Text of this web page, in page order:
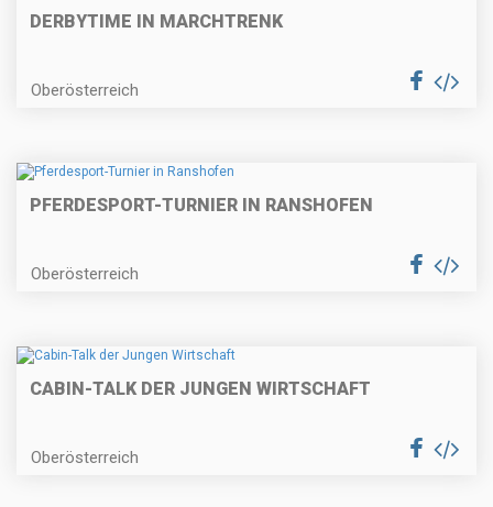
DERBYTIME IN MARCHTRENK
Oberösterreich
PFERDESPORT-TURNIER IN RANSHOFEN
Oberösterreich
CABIN-TALK DER JUNGEN WIRTSCHAFT
Oberösterreich